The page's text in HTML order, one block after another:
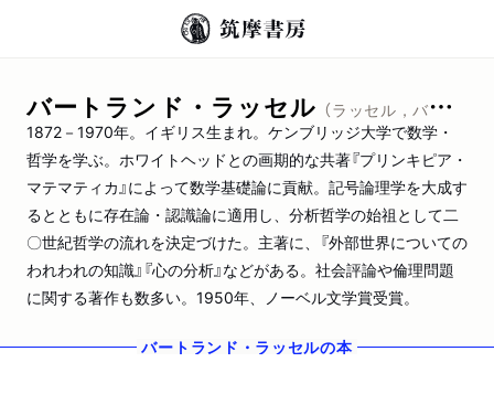
バートランド・ラッセル （ラッセル，バートランド）
1872－1970年。イギリス生まれ。ケンブリッジ大学で数学・
哲学を学ぶ。ホワイトヘッドとの画期的な共著『プリンキピア・
マテマティカ』によって数学基礎論に貢献。記号論理学を大成す
るとともに存在論・認識論に適用し、分析哲学の始祖として二
〇世紀哲学の流れを決定づけた。主著に、『外部世界についての
われわれの知識』『心の分析』などがある。社会評論や倫理問題
に関する著作も数多い。1950年、ノーベル文学賞受賞。
バートランド・ラッセルの本